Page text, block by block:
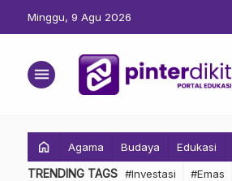
Minggu, 9 Agu 2026
menu
home Agama Budaya Edukasi
TRENDING TAGS #Investasi #Emas